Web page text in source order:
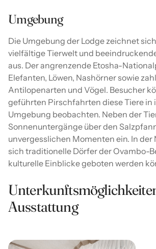
Umgebung
Die Umgebung der Lodge zeichnet
vielfältige Tierwelt und
aus. Der angrenzende Etosha-
Elefanten, Löwen, Nashörner sowie
Antilopenarten und Vögel. Besucher
geführten Pirschfahrten diese Tiere in
Umgebung beobachten. Neben der
Sonnenuntergänge über den
unvergesslichen Momenten ein. In der
sich traditionelle Dörfer der Ovambo-
kulturelle Einblicke geboten werden
Ausstattung